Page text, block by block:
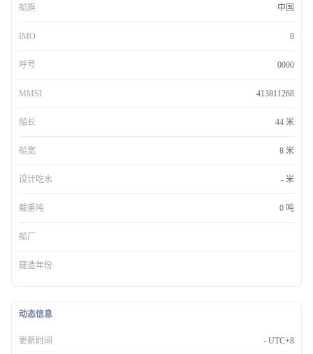
船旗 中国
IMO 0
呼号 0000
MMSI 413811268
船长 44 米
船宽 8 米
设计吃水 - 米
载重吨 0 吨
船厂
建造年份
动态信息
更新时间 - UTC+8